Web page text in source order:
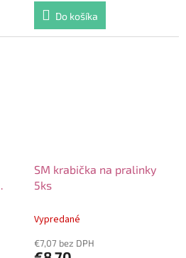
Do košíka
SM krabička na pralinky
5ks
Vypredané
€7,07 bez DPH